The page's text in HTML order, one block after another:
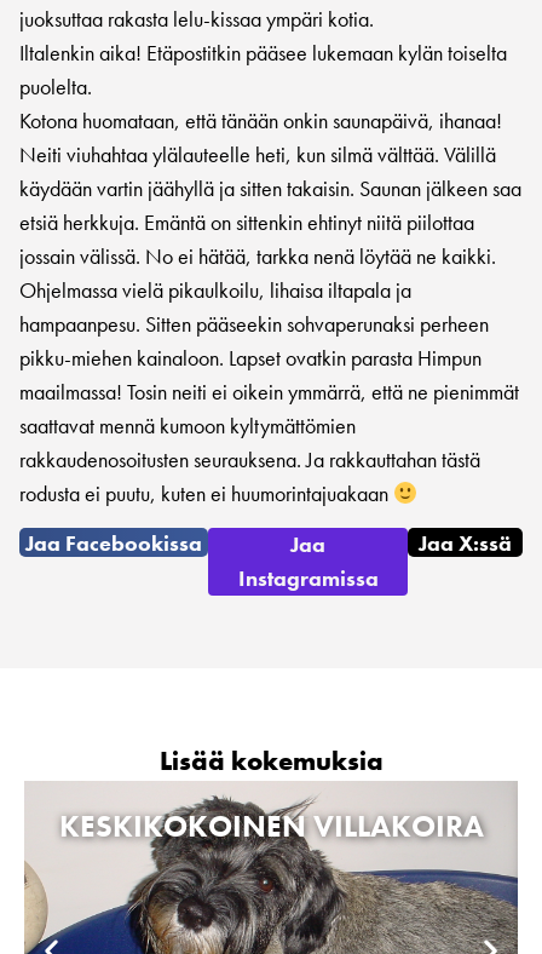
juoksuttaa rakasta lelu-kissaa ympäri kotia.
Iltalenkin aika! Etäpostitkin pääsee lukemaan kylän toiselta
puolelta.
Kotona huomataan, että tänään onkin saunapäivä, ihanaa!
Neiti viuhahtaa ylälauteelle heti, kun silmä välttää. Välillä
käydään vartin jäähyllä ja sitten takaisin. Saunan jälkeen saa
etsiä herkkuja. Emäntä on sittenkin ehtinyt niitä piilottaa
jossain välissä. No ei hätää, tarkka nenä löytää ne kaikki.
Ohjelmassa vielä pikaulkoilu, lihaisa iltapala ja
hampaanpesu. Sitten pääseekin sohvaperunaksi perheen
pikku-miehen kainaloon. Lapset ovatkin parasta Himpun
maailmassa! Tosin neiti ei oikein ymmärrä, että ne pienimmät
saattavat mennä kumoon kyltymättömien
rakkaudenosoitusten seurauksena. Ja rakkauttahan tästä
rodusta ei puutu, kuten ei huumorintajuakaan
Jaa Facebookissa
Jaa
Instagramissa
Jaa X:ssä
Lisää kokemuksia
KESKIKOKOINEN VILLAKOIRA